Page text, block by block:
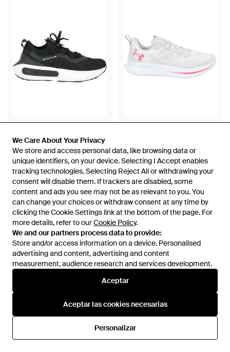
We Care About Your Privacy
We store and access personal data, like browsing data or
unique identifiers, on your device. Selecting I Accept enables
tracking technologies. Selecting Reject All or withdrawing your
consent will disable them. If trackers are disabled, some
content and ads you see may not be as relevant to you. You
can change your choices or withdraw consent at any time by
clicking the Cookie Settings link at the bottom of the page. For
more details, refer to ourCookie Policy.
We and our partners process data to provide:
Store and/or access information on a device. Personalised
advertising and content, advertising and content
measurement, audience research and services development.
Aceptar
Aceptar las cookies necesarias
Personalizar
We Care About Your Privacy
We store and access personal data, like browsing data or
unique identifiers, on your device. Selecting I Accept enables
tracking technologies. Selecting Reject All or withdrawing your
consent will disable them. If trackers are disabled, some
content and ads you see may not be as relevant to you. You
can change your choices or withdraw consent at any time by
clicking the Cookie Settings link at the bottom of the page. For
more details, refer to ourCookie Policy.
We and our partners process data to provide:
Store and/or access information on a device. Personalised
advertising and content, advertising and content
measurement, audience research and services development.
Aceptar
Aceptar las cookies necesarias
Personalizar
Under Armour
Sneakers - Negro
En YOOX
Sneakers - Blanco
EnYOOX
114 €
Sneakers - Rosa